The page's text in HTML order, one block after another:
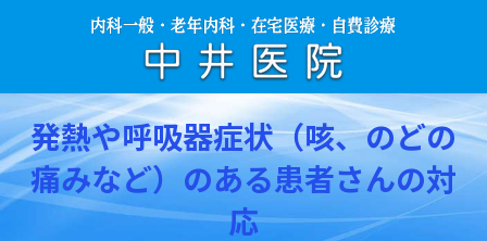
ツ
へ
ス
キ
ッ
プ
シ
ョ
ン
に
移
動
発熱や呼吸器症状（咳、のどの
痛みなど）のある患者さんの対
応